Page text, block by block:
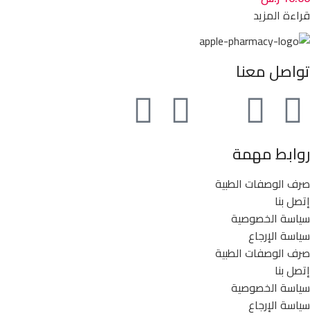
قراءة المزيد
تواصل معنا
روابط مهمة
صرف الوصفات الطبية
إتصل بنا
سياسة الخصوصية
سياسة الإرجاع
صرف الوصفات الطبية
إتصل بنا
سياسة الخصوصية
سياسة الإرجاع